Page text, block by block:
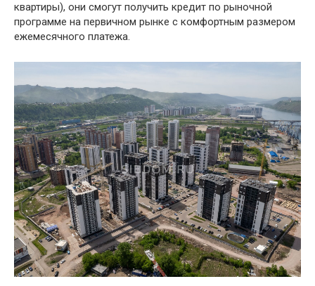
квартиры), они смогут получить кредит по рыночной
программе на первичном рынке с комфортным размером
ежемесячного платежа.